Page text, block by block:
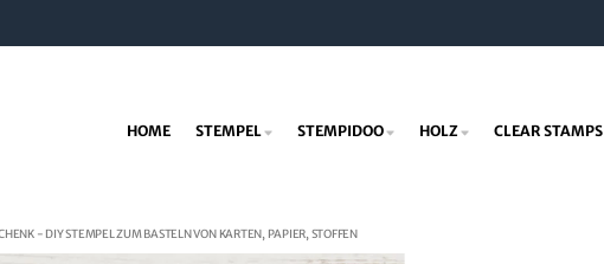
HOME STEMPEL STEMPIDOO HOLZ CLEAR STAMPS
- DIY STEMPEL ZUM BASTELN VON KARTEN, PAPIER, STOFFEN